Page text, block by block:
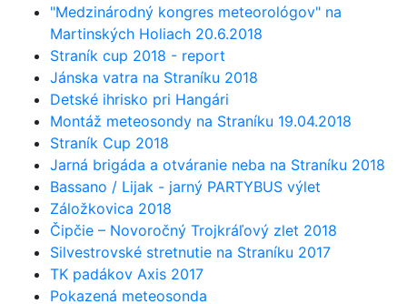
"Medzinárodný kongres meteorológov" na
Martinských Holiach 20.6.2018
Straník cup 2018 - report
Jánska vatra na Straníku 2018
Detské ihrisko pri Hangári
Montáž meteosondy na Straníku 19.04.2018
Straník Cup 2018
Jarná brigáda a otváranie neba na Straníku 2018
Bassano / Lijak - jarný PARTYBUS výlet
Záložkovica 2018
Čipčie – Novoročný Trojkráľový zlet 2018
Silvestrovské stretnutie na Straníku 2017
TK padákov Axis 2017
Pokazená meteosonda